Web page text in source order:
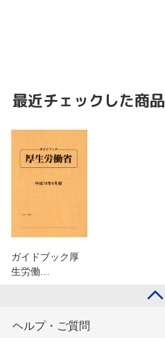
最近チェックした商品
ガイドブック厚
生労働…
ヘルプ・ご質問